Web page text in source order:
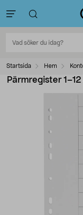
Startsida Hem
Pärmregister